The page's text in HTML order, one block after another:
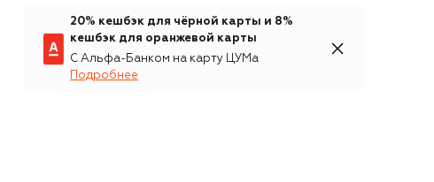
20% кешбэк для чёрной карты и 8%
кешбэк для оранжевой карты
С Альфа-Банком на карту ЦУМа
Подробнее